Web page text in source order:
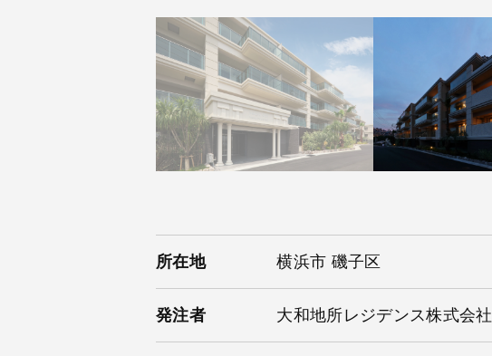
所在地 横浜市 磯子区
発注者 大和地所レジデンス株式会社